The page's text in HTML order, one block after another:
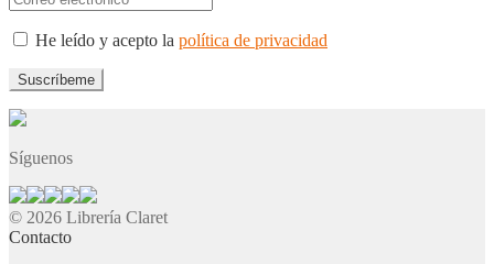
He leído y acepto la política de privacidad
Síguenos
© 2026 Librería Claret
Contacto